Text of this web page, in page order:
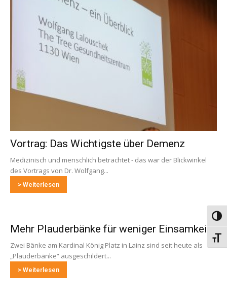
Vortrag: Das Wichtigste über Demenz
Medizinisch und menschlich betrachtet - das war der Blickwinkel
des Vortrags von Dr. Wolfgang...
> Weiterlesen
Mehr Plauderbänke für weniger Einsamkeit
Zwei Bänke am Kardinal König Platz in Lainz sind seit heute als
„Plauderbänke“ ausgeschildert...
> Weiterlesen